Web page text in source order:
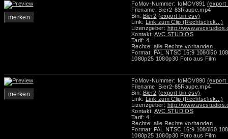
merken
FoMov-Nummer: foMOV891(export
Filename: Bier2-83Raupe.mp4
Bin: Bier2 (export bin csv)
Link: Link zum Clip (Rechtsclick...)
Lizenzgeber: http://
Kontakt:AVC STUDIOS
Tarif: 4
Rechte: alle Rechte vorhanden
Format: PAL NTSC 16:9 1080i50
1080p25 1080p30 Foto aus Film
merken
FoMov-Nummer: foMOV890(export
Filename: Bier2-85Raupe.mp4
Bin: Bier2 (export bin csv)
Link: Link zum Clip (Rechtsclick...)
Lizenzgeber: http://
Kontakt:AVC STUDIOS
Tarif: 4
Rechte: alle Rechte vorhanden
Format: PAL NTSC 16:9 1080i50
1080p25 1080p30 Foto aus Film